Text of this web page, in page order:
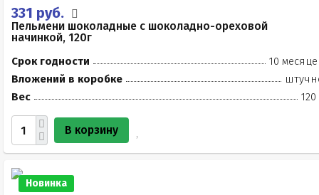
331 руб.
Пельмени шоколадные с шоколадно-ореховой
начинкой, 120г
Срок годности
10
Вложений в коробке
Вес
120
В корзину
Новинка